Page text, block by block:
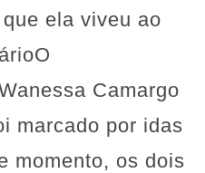
ela viveu ao
Camargo
marcado por idas
momento, os dois